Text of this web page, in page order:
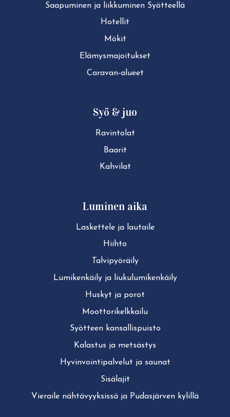
Saapuminen ja liikkuminen Syötteellä
Hotellit
Mökit
Elä­mys­ma­joi­tuk­set
Caravan-alueet
Syö & juo
Ravintolat
Baarit
Kahvilat
Luminen aika
Laskettele ja lautaile
Hiihto
Tal­vi­pyö­räi­ly
Lu­mi­ken­käi­ly ja liu­ku­lu­mi­ken­käi­ly
Huskyt ja porot
Moot­to­ri­kelk­kai­lu
Syötteen kan­sal­lis­puis­to
Kalastus ja metsästys
Hy­vin­voin­ti­pal­ve­lut ja saunat
Sisälajit
Vieraile näh­tä­vyyk­sis­sä ja Pudasjärven kylillä